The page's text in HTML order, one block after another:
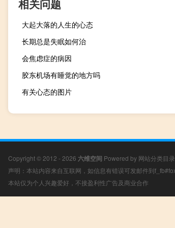
相关问题
大起大落的人生的心态
长期总是失眠如何治
会焦虑症的病因
胶东机场有睡觉的地方吗
有关心态的图片
Copyright © 2012 - 2026 六维空间 Powered by 网站分类目录
声明：本站内容来自互联网，如信息有错误可发邮件到
本站仅为个人兴趣爱好，不接盈利性广告及商业合作